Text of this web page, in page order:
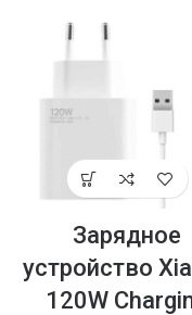
Зарядное
устройство
120W